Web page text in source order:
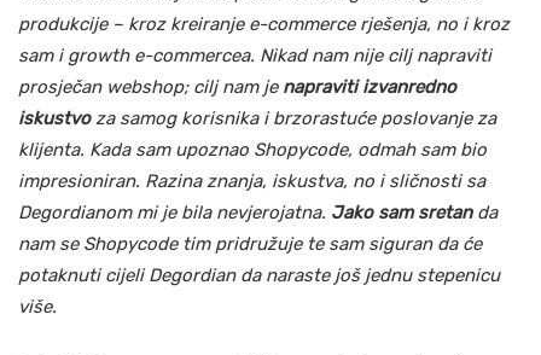
produkcije – kroz kreiranje e-commerce rješenja, no i kroz
sam i growth e-commercea. Nikad nam nije cilj napraviti
prosječan webshop; cilj nam je napraviti izvanredno
iskustvoza samog korisnika i brzorastuće poslovanje za
klijenta. Kada sam upoznao Shopycode, odmah sam bio
impresioniran. Razina znanja, iskustva, no i sličnosti sa
Degordianom mi je bila nevjerojatna. Jako sam sretanda
nam se Shopycode tim pridružuje te sam siguran da će
potaknuti cijeli Degordian da naraste još jednu stepenicu
više.